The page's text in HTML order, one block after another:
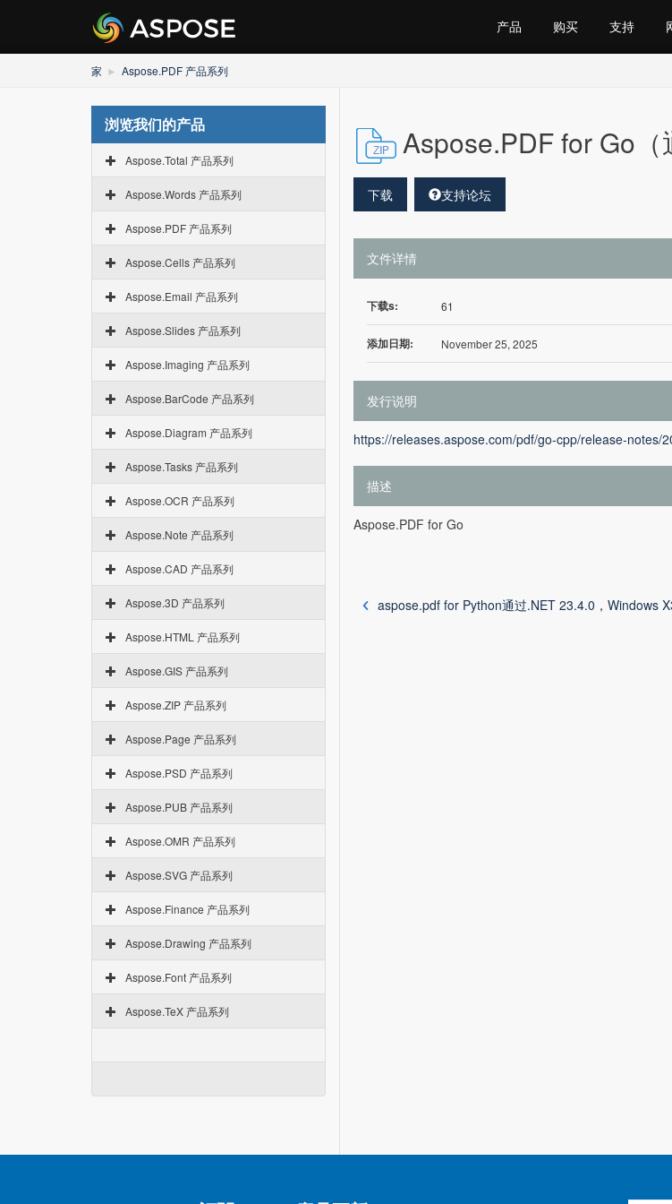
产品 购买 支持
家 Aspose.PDF 产品系列
浏览我们的产品
Aspose.Total 产品系列
Aspose.Words 产品系列
Aspose.PDF 产品系列
Aspose.Cells 产品系列
Aspose.Email 产品系列
Aspose.Slides 产品系列
Aspose.Imaging 产品系列
Aspose.BarCode 产品系列
Aspose.Diagram 产品系列
Aspose.Tasks 产品系列
Aspose.OCR 产品系列
Aspose.Note 产品系列
Aspose.CAD 产品系列
Aspose.3D 产品系列
Aspose.HTML 产品系列
Aspose.GIS 产品系列
Aspose.ZIP 产品系列
Aspose.Page 产品系列
Aspose.PSD 产品系列
Aspose.PUB 产品系列
Aspose.OMR 产品系列
Aspose.SVG 产品系列
Aspose.Finance 产品系列
Aspose.Drawing 产品系列
Aspose.Font 产品系列
Aspose.TeX 产品系列
Aspose.PDF for Go（
下载 支持论坛
文件详情
下载s: 61
添加日期: November 25, 2025
发行说明
https://releases.aspose.com/pdf/go-cpp/release-
描述
Aspose.PDF for Go
aspose.pdf for Python通过.NET 23.4.0，Windows